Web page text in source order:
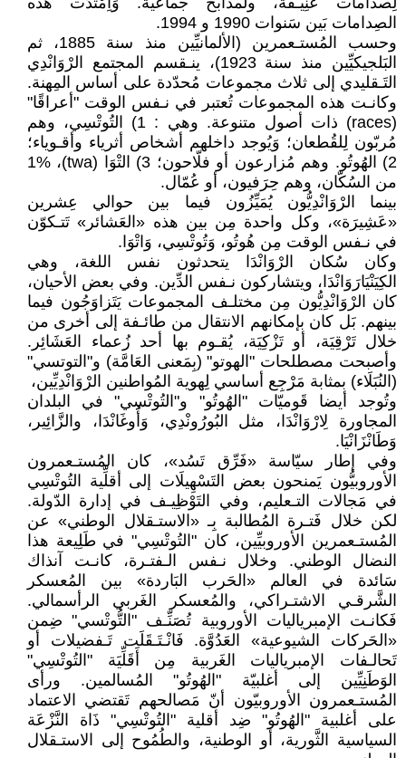
الصِدامات بَين سَنوات 1990 و 1994.
وحسب المُستـعمرين (الألمانيِّين منذ سنة 1885، ثم
البَلجيكيِّين منذ سنة 1923)، ينـقسم المجتمع الرْوَانْدِي
التَـقليدي إلى ثلاث مجموعات مُحدّدة على أساس المِهنة.
وكانـت هذه المجموعات تُعتبر في نـفس الوقت "أعراقًا"
(races) ذات أصول متنوعة. وهي : 1) التُوتْسِي، وهم
مُربّون لِلقُطعان؛ وَيُوجد داخلهم أشخاص أثرياء وأقـوياء؛
2) الهُوتُو. وهم مُزارعون أو فلّاحون؛ 3) التْوَا (twa)، 1%
من السُكّان، وهم حِرَفيون، أو عُمّال.
بينما الرْوَانْدِيُّون يُمَيِّزُون فيما بين حوالي عِشرين
«عَشِيرَة»، وكل واحدة مِن بين هذه «العَشائر» تَتـكوّن
في نـفس الوقت مِن هُوتُو، وَتُوتْسِي، وَاتْوَا.
وكان سُكان الرْوَانْدَا يتحدثون نفس اللغة، وهي
الكِيَنْيَارَوَانْدَا، ويتشاركون نـفس الدِّين. وفي بعض الأحيان،
كان الرْوَانْدِيُّون مِن مختلـف المجموعات يَتَزاوَجُون فيما
بينهم. بَل كان بإمكانهم الانتقال من طائـفة إلى أخرى من
خلال تَرْقِيَة، أو تَزْكِيَة، يُقـوم بها أحد زُعماء العَشَائِر.
وأصبحت مصطلحات "الهوتو" (بِمَعنى العَامَّة) و"التوتسي"
(النُبَلَاء) بمثابة مَرْجِع أساسي لِهوية المُواطنين الرْوَانْدِيِّين،
وتُوجد أيضا قَوميّات "الهُوتُو" و"التُوتْسِي" في البلدان
المجاورة لِارْوَانْدَا، مثل البُورُونْدِي، وَأُوغَانْدَا، والزَّائِير،
وَطَانْزَانْيَا.
وفي إطار سيّاسة «فَرِّق تَسُد»، كان المُستـعمرون
الأوروبيُّون يَمنحون بعض التَسْهِيلَات إلى أقلِّية التُوتْسِي
في مَجالات التـعليم، وفي التَوْظِيـف في إدارة الدّولة.
لكن خلال فَتـرة المُطالبة بِـ «الاستـقلال الوطني» عن
المُستـعمرين الأوروبيِّين، كان "التُوتْسِي" في طَلِيعة هذا
النضال الوطني. وخلال نـفس الـفتـرة، كانـت آنذاك
سَائدة في العالم «الحَرب البَاردة» بين المُعسكر
الشَّرقـي الاشتـراكي، والمُعسكر الغَربي الرأسمالي.
فَكانـت الإمبرياليات الأوروبية تُصَنِّـف "التُّوتْسي" ضِمن
«الحَركات الشيوعية» العَدُوَّة. فَانْـتَـقَلَت تَـفضيلات أو
تَحالـفات الإمبرياليات الغَربية مِن أَقَلِّيَة "التُوتْسِي"
الوَطَنِيِّين إلى أغلبيّة "الهُوتُو" المُسالمين. ورأى
المُستـعمرون الأوروبيّون أنّ مَصالحهم تَقتضي الاعتماد
على أغلبية "الهُوتُو" ضِد أقلية "التُوتْسِي" ذَاة النَّزْعَة
السياسية الثَّورية، أو الوطنية، والطُمُوح إلى الاستـقلال